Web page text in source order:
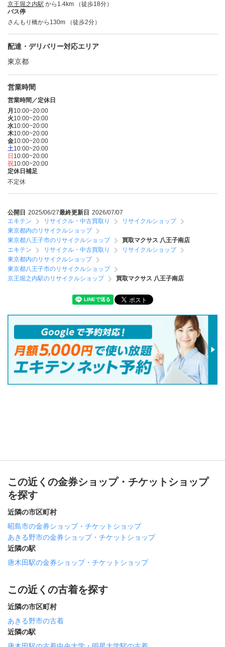
京王堀之内駅 から1.4km （徒歩18分）
バス停
さんもり橋から130m （徒歩2分）
配達・デリバリー対応エリア
東京都
営業時間
営業時間／定休日
月 10:00~20:00
火10:00~20:00
水10:00~20:00
木10:00~20:00
金10:00~20:00
土10:00~20:00
日 10:00~20:00
祝10:00~20:00
定休日補足
不定休
公開日 2025/06/27最終更新日 2026/07/07
エキテン
リサイクル・中古買取り
リサイクルショップ
東京都内のリサイクルショップ
東京都八王子市のリサイクルショップ
買取マクサス 八王子南店
エキテン
リサイクル・中古買取り
リサイクルショップ
東京都内のリサイクルショップ
東京都八王子市のリサイクルショップ
京王堀之内駅のリサイクルショップ
買取マクサス 八王子南店
この近くの金券ショップ・チケットショップ
を探す
近隣の市区町村
昭島市の金券ショップ・チケットショップ
あきる野市の金券ショップ・チケットショップ
近隣の駅
唐木田駅の金券ショップ・チケットショップ
この近くの古着を探す
近隣の市区町村
あきる野市の古着
近隣の駅